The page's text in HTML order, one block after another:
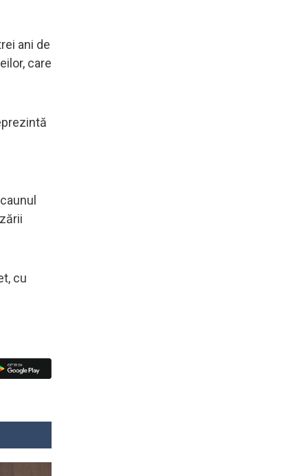
ani de
care
cu